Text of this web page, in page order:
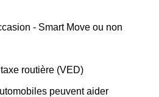
- Smart Move ou non
routière (VED)
peuvent aider